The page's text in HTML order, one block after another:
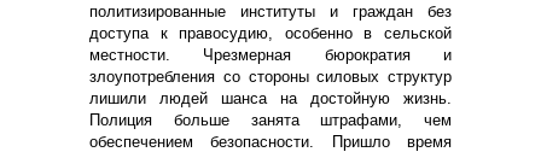
политизированные институты и граждан без
доступа к правосудию, особенно в сельской
местности. Чрезмерная бюрократия и
злоупотребления со стороны силовых структур
лишили людей шанса на достойную жизнь.
Полиция больше занята штрафами, чем
обеспечением безопасности. Пришло время